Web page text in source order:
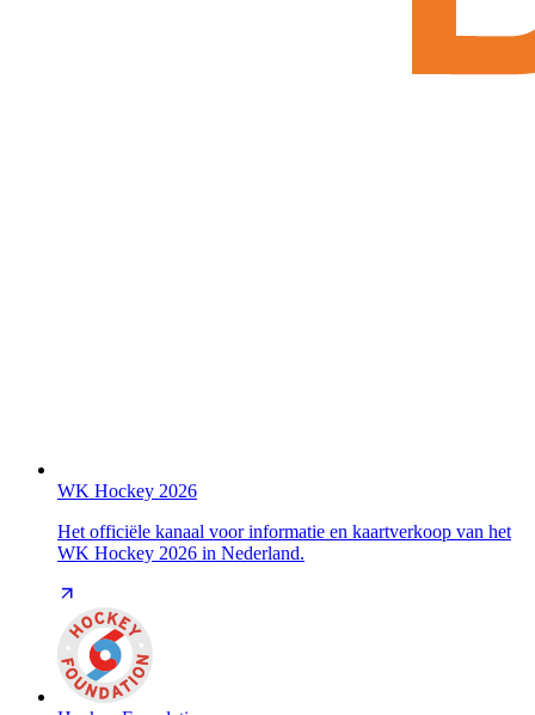
WK Hockey 2026
Het officiële kanaal voor informatie en kaartverkoop van het
WK Hockey 2026 in Nederland.